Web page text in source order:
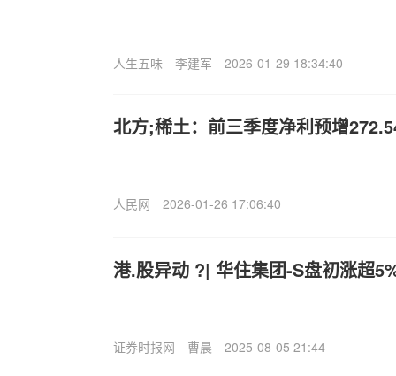
人生五味 李建军 2026-01-29 18:34:40
北方;稀土：前三季度净利预增
人民网 2026-01-26 17:06:40
港.股异动 ?| 华住集团-S盘初涨超
证券时报网 曹晨 2025-08-05 21:44